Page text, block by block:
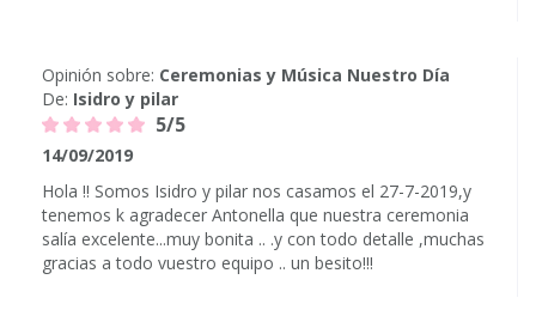
Opinión sobre: Ceremonias y Música Nuestro Día
De: Isidro y pilar
5/5
14/09/2019
Hola !! Somos Isidro y pilar nos casamos el 27-7-2019,y
tenemos k agradecer Antonella que nuestra ceremonia
salía excelente...muy bonita .. .y con todo detalle ,muchas
gracias a todo vuestro equipo .. un besito!!!